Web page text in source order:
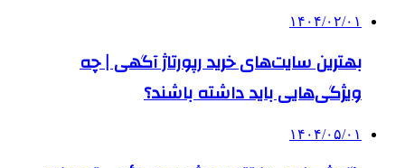
۱۴۰۴/۰۲/۰۱
بهترین سایت‌های خرید رپورتاژ آگهی | چه
ویژگی‌هایی باید داشته باشند؟
۱۴۰۴/۰۵/۰۱